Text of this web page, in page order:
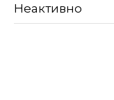
Неактивно